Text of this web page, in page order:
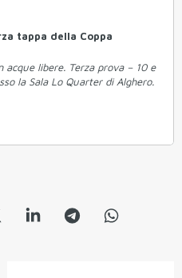
tappa della Coppa
acque libere. Terza prova – 10 e
la Sala Lo Quarter di Alghero.